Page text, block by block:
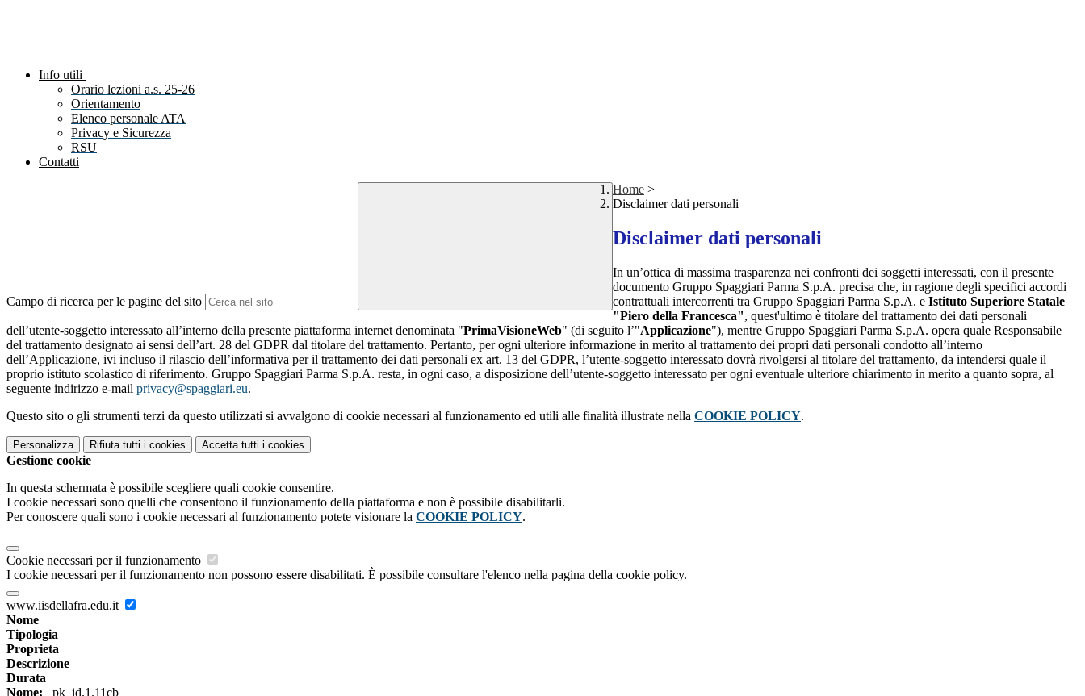
Info utili
Orario lezioni a.s. 25-26
Orientamento
Elenco personale ATA
Privacy e Sicurezza
RSU
Contatti
Campo di ricerca per le pagine del sito
Home >
Disclaimer dati personali
Disclaimer dati personali
In un’ottica di massima trasparenza nei confronti dei soggetti interessati, con il presente
documento Gruppo Spaggiari Parma S.p.A. precisa che, in ragione degli specifici accordi
contrattuali intercorrenti tra Gruppo Spaggiari Parma S.p.A. e Istituto Superiore Statale
"Piero della Francesca", quest'ultimo è titolare del trattamento dei dati personali
dell’utente-soggetto interessato all’interno della presente piattaforma internet denominata "PrimaVisioneWeb" (di seguito l’"Applicazione"), mentre Gruppo Spaggiari Parma S.p.A. opera quale Responsabile
del trattamento designato ai sensi dell’art. 28 del GDPR dal titolare del trattamento. Pertanto, per ogni ulteriore informazione in merito al trattamento dei propri dati personali condotto all’interno
dell’Applicazione, ivi incluso il rilascio dell’informativa per il trattamento dei dati personali ex art. 13 del GDPR, l’utente-soggetto interessato dovrà rivolgersi al titolare del trattamento, da intendersi quale il
proprio istituto scolastico di riferimento. Gruppo Spaggiari Parma S.p.A. resta, in ogni caso, a disposizione dell’utente-soggetto interessato per ogni eventuale ulteriore chiarimento in merito a quanto sopra, al
seguente indirizzo e-mail privacy@spaggiari.eu.
Questo sito o gli strumenti terzi da questo utilizzati si avvalgono di cookie necessari al funzionamento ed utili alle finalità illustrate nella COOKIE POLICY.
Personalizza Rifiuta tutti i cookies Accetta tutti i cookies
Gestione cookie
In questa schermata è possibile scegliere quali cookie consentire.
I cookie necessari sono quelli che consentono il funzionamento della piattaforma e non è possibile disabilitarli.
Per conoscere quali sono i cookie necessari al funzionamento potete visionare la COOKIE POLICY.
Cookie necessari per il funzionamento
I cookie necessari per il funzionamento non possono essere disabilitati. È possibile consultare l'elenco nella pagina della cookie policy.
www.iisdellafra.edu.it
Nome
Tipologia
Proprieta
Descrizione
Durata
Nome: _pk_id.1.11cb